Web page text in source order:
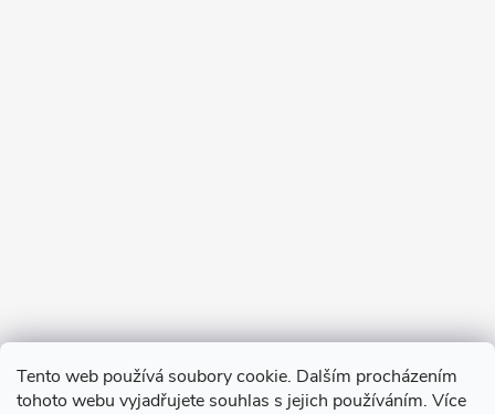
Tento web používá soubory cookie. Dalším procházením
tohoto webu vyjadřujete souhlas s jejich používáním. Více